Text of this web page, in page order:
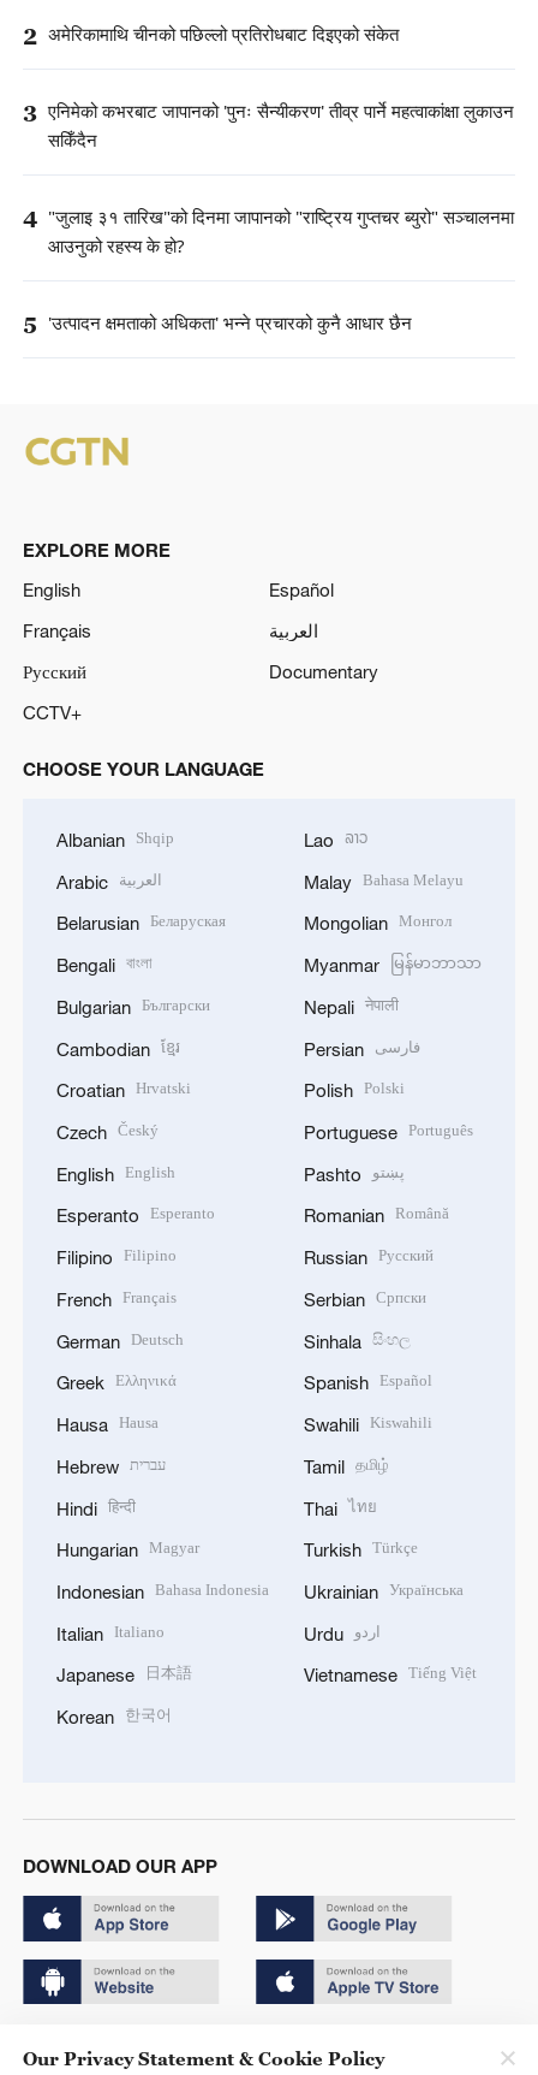
2 अमेरिकामाथि चीनको पछिल्लो प्रतिरोधबाट दिइएको संकेत
3 एनिमेको कभरबाट जापानको 'पुनः सैन्यीकरण' तीव्र पार्ने महत्वाकांक्षा लुकाउन
सकिँदैन
4 "जुलाइ ३१ तारिख"को दिनमा जापानको "राष्ट्रिय गुप्तचर ब्युरो" सञ्चालनमा
आउनुको रहस्य के हो?
5 'उत्पादन क्षमताको अधिकता' भन्ने प्रचारको कुनै आधार छैन
EXPLORE MORE
English
Español
Français
العربية
Русский
Documentary
CCTV+
CHOOSE YOUR LANGUAGE
Albanian Shqip
Arabic العربية
Belarusian Беларуская
Bengali বাংলা
Bulgarian Български
Cambodian ខ្មែរ
Croatian Hrvatski
Czech Český
English English
Esperanto Esperanto
Filipino Filipino
French Français
German Deutsch
Greek Ελληνικά
Hausa Hausa
Hebrew עברית
Hindi हिन्दी
Hungarian Magyar
Indonesian Bahasa Indonesia
Italian Italiano
Japanese 日本語
Korean 한국어
Lao ລາວ
Malay Bahasa Melayu
Mongolian Монгол
Myanmar မြန်မာဘာသာ
Nepali नेपाली
Persian فارسی
Polish Polski
Portuguese Português
Pashto پښتو
Romanian Română
Russian Русский
Serbian Српски
Sinhala සිංහල
Spanish Español
Swahili Kiswahili
Tamil தமிழ்
Thai ไทย
Turkish Türkçe
Ukrainian Українська
Urdu اردو
Vietnamese Tiếng Việt
DOWNLOAD OUR APP
Our Privacy Statement & Cookie Policy